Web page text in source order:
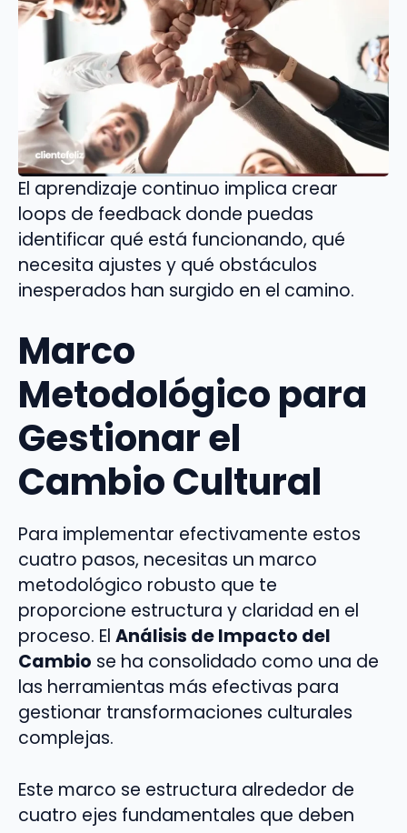
El aprendizaje continuo implica crear
loops de feedback donde puedas
identificar qué está funcionando, qué
necesita ajustes y qué obstáculos
inesperados han surgido en el camino.
Marco
Metodológico para
Gestionar el
Cambio Cultural
Para implementar efectivamente estos
cuatro pasos, necesitas un marco
metodológico robusto que te
proporcione estructura y claridad en el
proceso. El Análisis de Impacto del
Cambio se ha consolidado como una de
las herramientas más efectivas para
gestionar transformaciones culturales
complejas.
Este marco se estructura alrededor de
cuatro ejes fundamentales que deben